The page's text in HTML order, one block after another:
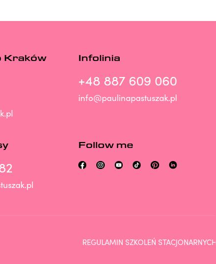
Kraków Infolinia
+48 887 609 060
info@paulinapastuszak.pl
Follow me
REGULAMIN SZKOLEŃ STACJONARNYCH